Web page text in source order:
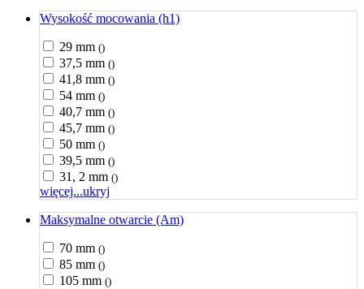
Wysokość mocowania (h1)
29 mm ()
37,5 mm ()
41,8 mm ()
54 mm ()
40,7 mm ()
45,7 mm ()
50 mm ()
39,5 mm ()
31, 2 mm ()
więcej...ukryj
Maksymalne otwarcie (Am)
70 mm ()
85 mm ()
105 mm ()